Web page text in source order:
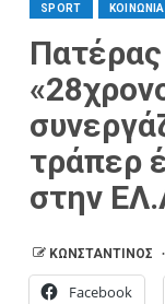
SPORT ΚΟΙΝΩΝΙΑ
τράπερ
στην
ΚΩΝΣΤΑΝΤΙΝΟΣ
Facebook